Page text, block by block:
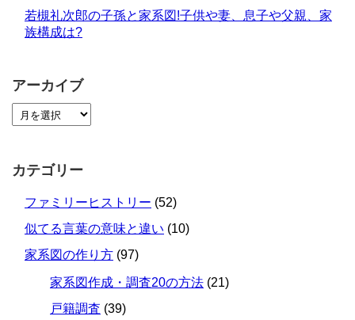
若槻礼次郎の子孫と家系図!子供や妻、息子や父親、家
族構成は?
アーカイブ
カテゴリー
ファミリーヒストリー (52)
似てる言葉の意味と違い (10)
家系図の作り方 (97)
家系図作成・調査20の方法 (21)
戸籍調査 (39)